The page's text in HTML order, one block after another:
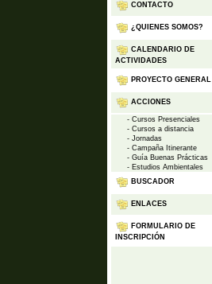
CONTACTO
¿QUIENES SOMOS?
CALENDARIO DE
ACTIVIDADES
PROYECTO GENERAL
ACCIONES
- Cursos Presenciales
- Cursos a distancia
- Jornadas
- Campaña Itinerante
- Guía Buenas Prácticas
- Estudios Ambientales
BUSCADOR
ENLACES
FORMULARIO DE
INSCRIPCIÓN